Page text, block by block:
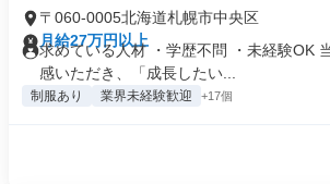
〒060-0005北海道札幌市中央区
月給27万円以上
求めている人材 ・学歴不問 ・未経験OK
感いただき、「成長したい...
制服あり 業界未経験歓迎 +17個